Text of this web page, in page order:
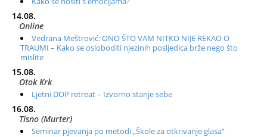
14.08.
Online
Vedrana Meštrović: ONO ŠTO VAM NITKO NIJE REKAO O
TRAUMI – Kako se osloboditi njezinih posljedica brže nego što
mislite
15.08.
Otok Krk
Ljetni DOP retreat – Izvorno stanje sebe
16.08.
Tisno (Murter)
Seminar pjevanja po metodi „Škole za otkrivanje glasa“